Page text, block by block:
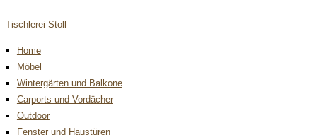
Tischlerei Stoll
Home
Möbel
Wintergärten und Balkone
Carports und Vordächer
Outdoor
Fenster und Haustüren